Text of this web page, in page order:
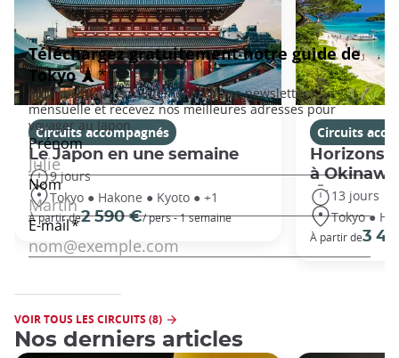
Circuits accompagnés
Le Japon en une semaine
9 jours
Tokyo ● Hakone ● Kyoto ● +1
À partir de2 590 €/ pers - 1 semaine
Circuits
Horizons
à Okinawa
13 jours
Tokyo ●
À partir de3
VOIR TOUS LES CIRCUITS (8)
Nos derniers articles